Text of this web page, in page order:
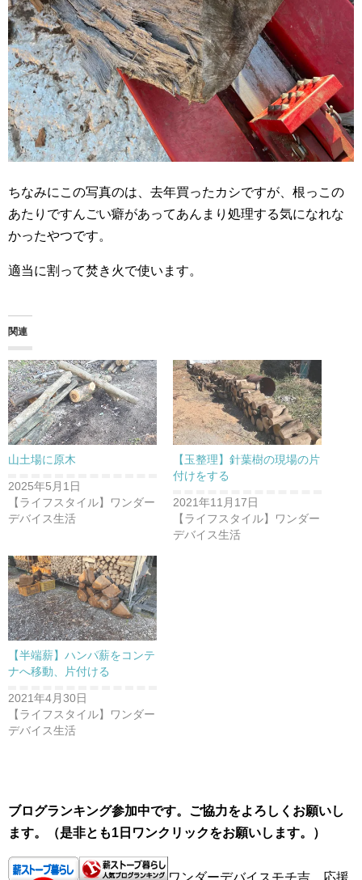
ちなみにこの写真のは、去年買ったカシですが、根っこの
あたりですんごい癖があってあんまり処理する気になれな
かったやつです。
適当に割って焚き火で使います。
関連
山土場に原木
2025年5月1日
【ライフスタイル】ワンダー
デバイス生活
【玉整理】針葉樹の現場の片
付けをする
2021年11月17日
【ライフスタイル】ワンダー
デバイス生活
【半端薪】ハンパ薪をコンテ
ナへ移動、片付ける
2021年4月30日
【ライフスタイル】ワンダー
デバイス生活
ブログランキング参加中です。ご協力をよろしくお願いし
ます。（是非とも1日ワンクリックをお願いします。）